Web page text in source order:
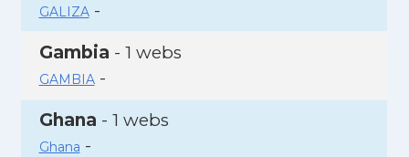
GALIZA-
Gambia - 1 webs
GAMBIA-
Ghana - 1 webs
Ghana -